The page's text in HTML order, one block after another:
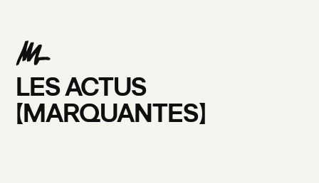
LESACTUS
MARQUANTES